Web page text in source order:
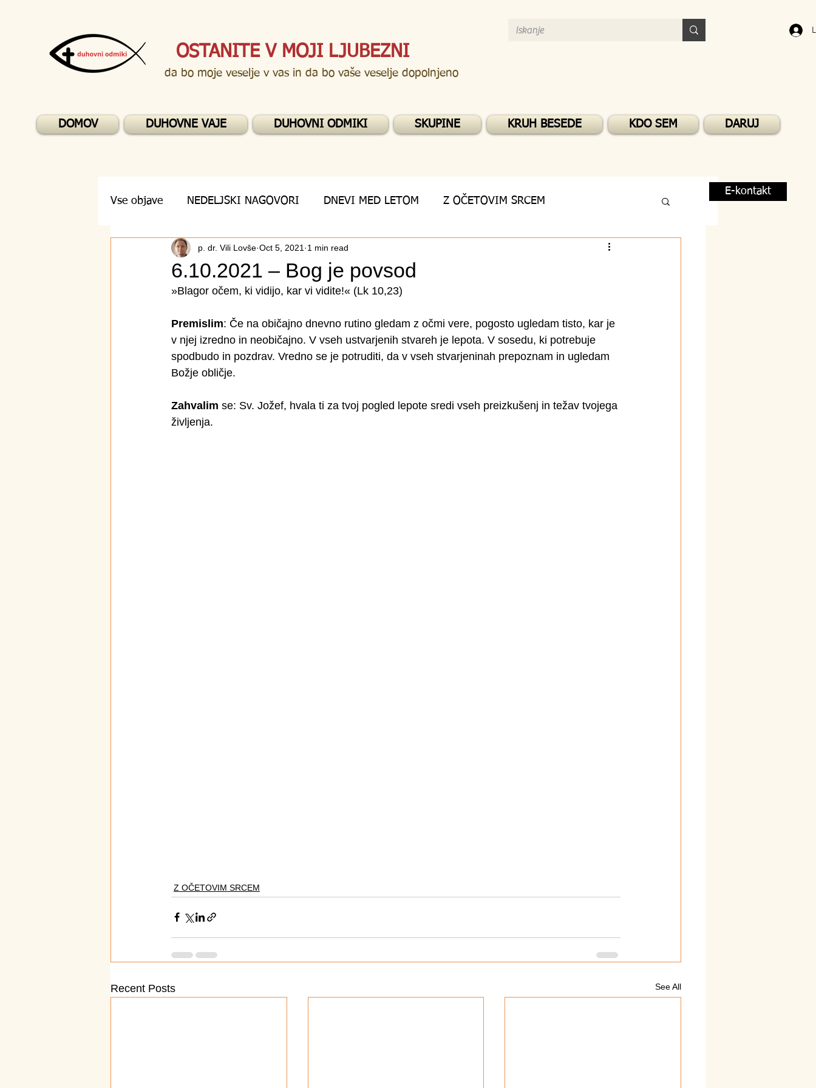
OSTANITE V MOJI LJUBEZNI
da bo moje veselje v vas in da bo vaše veselje dopolnjeno
DOMOV DUHOVNE VAJE DUHOVNI ODMIKI SKUPINE KRUH BESEDE KDO SEM DARUJ
Vse objave NEDELJSKI NAGOVORI DNEVI MED LETOM Z OČETOVIM SRCEM
DUHOVNA VPRAŠANJA
6.10.2021 – Bog je povsod
p. dr. Vili Lovše Oct 5, 2021 1 min read
»Blagor očem, ki vidijo, kar vi vidite!« (Lk 10,23)
Premislim: Če na običajno dnevno rutino gledam z očmi vere, pogosto ugledam tisto, kar je
v njej izredno in neobičajno. V vseh ustvarjenih stvareh je lepota. V sosedu, ki potrebuje
spodbudo in pozdrav. Vredno se je potruditi, da v vseh stvarjeninah prepoznam in ugledam
Božje obličje.
Zahvalim se: Sv. Jožef, hvala ti za tvoj pogled lepote sredi vseh preizkušenj in težav tvojega
življenja.
Z OČETOVIM SRCEM
Recent Posts See All
E-kontakt